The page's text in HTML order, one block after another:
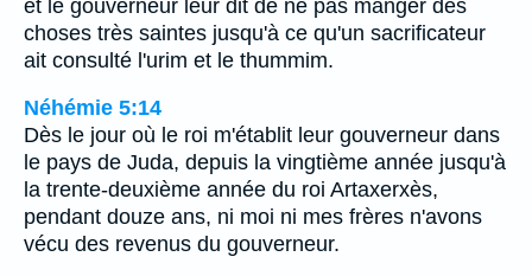
et le gouverneur leur dit de ne pas manger des
choses très saintes jusqu'à ce qu'un sacrificateur
ait consulté l'urim et le thummim.
Néhémie 5:14
Dès le jour où le roi m'établit leur gouverneur dans
le pays de Juda, depuis la vingtième année jusqu'à
la trente-deuxième année du roi Artaxerxès,
pendant douze ans, ni moi ni mes frères n'avons
vécu des revenus du gouverneur.